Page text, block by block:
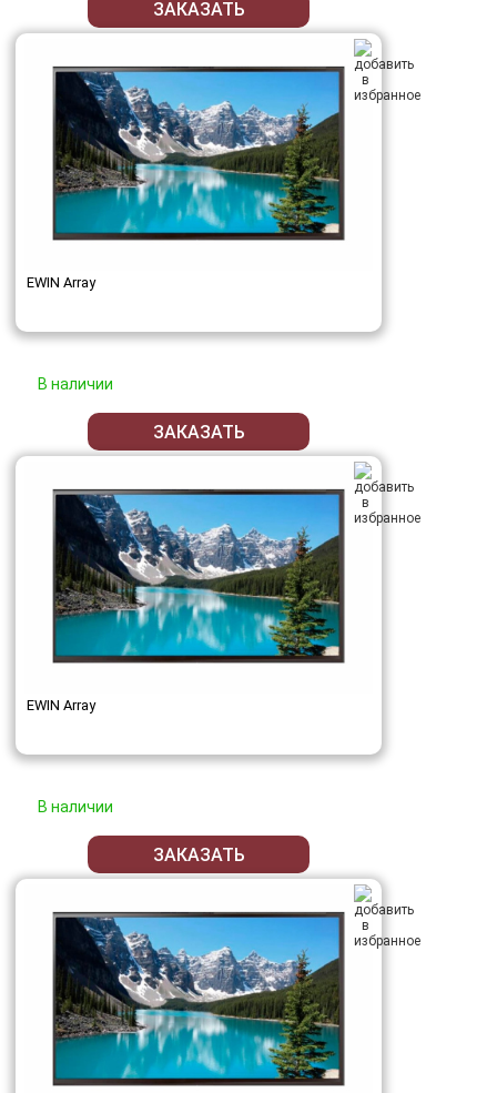
ЗАКАЗАТЬ
EWIN Array
В наличии
ЗАКАЗАТЬ
EWIN Array
В наличии
ЗАКАЗАТЬ